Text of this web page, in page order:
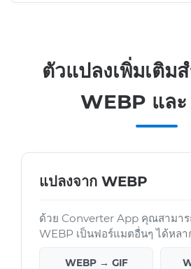
ตัวแปลงเพิ่มเติม
WEBP และ
แปลงจาก WEBP
ด้วย Converter App คุณสามาร
WEBP เป็นฟอร์แมตอื่นๆ ได้หลา
WEBP → GIF